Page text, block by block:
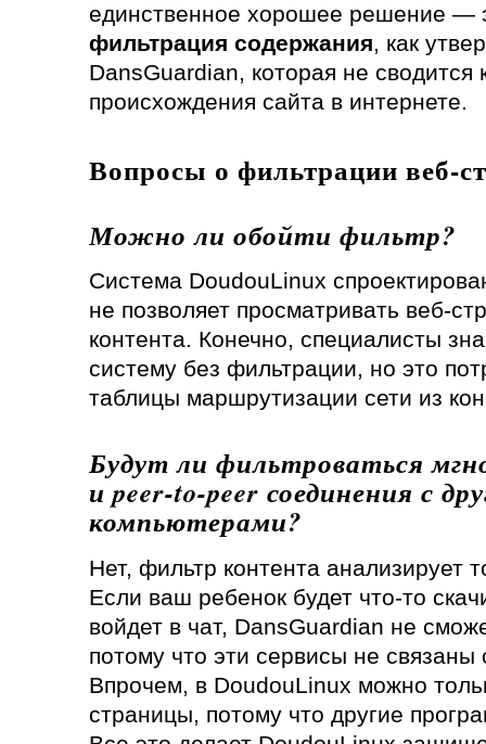
единственное хорошее решение —
фильтрация содержания, как
DansGuardian, которая не сводится
происхождения сайта в интернете.
Вопросы о фильтрации веб-
Можно ли обойти фильтр?
Система DoudouLinux
не позволяет просматривать веб-
контента. Конечно, специалисты
систему без фильтрации, но это
таблицы маршрутизации сети из
Будут ли фильтроваться
и peer-to-peer соединения с
компьютерами?
Нет, фильтр контента анализирует
Если ваш ребенок будет что-то
войдет в чат, DansGuardian не
потому что эти сервисы не
Впрочем, в DoudouLinux можно
страницы, потому что другие